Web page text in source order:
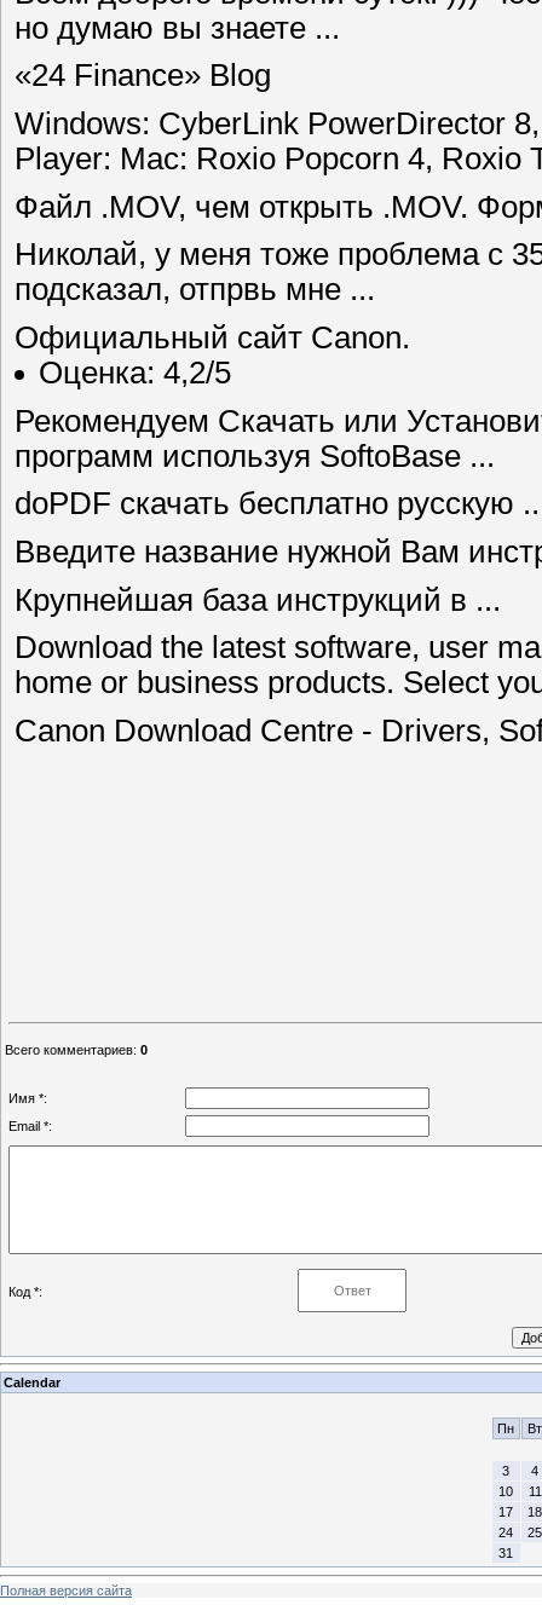
но думаю вы знаете ...
«24 Finance» Blog
Windows: CyberLink PowerDirector
Player: Mac: Roxio Popcorn 4, Roxio
Файл .MOV, чем открыть .MOV.
Николай, у меня тоже проблема с
подсказал, отпрвь мне ...
Официальный сайт Canon.
Оценка: 4,2/5
Рекомендуем Скачать или
программ используя SoftoBase ...
doPDF скачать бесплатно русскую
Введите название нужной Вам
Крупнейшая база инструкций в ...
Download the latest software, user
home or business products. Select
Canon Download Centre - Drivers,
Всего комментариев: 0
Имя *:
Email *:
Код *:
Calendar
Пн Вт
3
4
10
11
17
18
24
25
31
Полная версия сайта